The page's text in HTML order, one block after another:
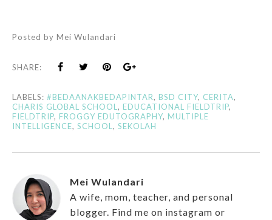
Posted by Mei Wulandari
SHARE:
LABELS: #BEDAANAKBEDAPINTAR, BSD CITY, CERITA,
CHARIS GLOBAL SCHOOL, EDUCATIONAL FIELDTRIP,
FIELDTRIP, FROGGY EDUTOGRAPHY, MULTIPLE
INTELLIGENCE, SCHOOL, SEKOLAH
Mei Wulandari
A wife, mom, teacher, and personal
blogger. Find me on instagram or